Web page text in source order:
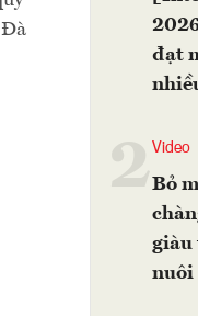
Đà
đạt
2Video
Bỏ
giàu
nuôi